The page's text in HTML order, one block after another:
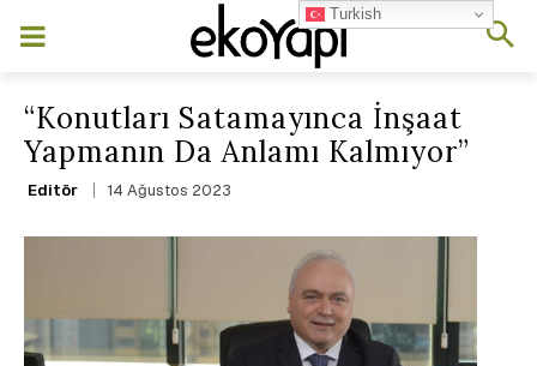
“Konutları Satamayınca İnşaat
Yapmanın Da Anlamı Kalmıyor”
Editör 14 Ağustos 2023
Turkish